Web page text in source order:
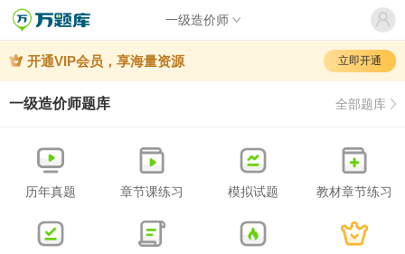
一级造价师
开通VIP会员，享海量资源 立即开通
一级造价师题库 全部题库
历年真题 章节课练习 模拟试题 教材章节练习